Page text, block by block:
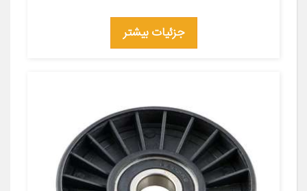
جزئیات بیشتر